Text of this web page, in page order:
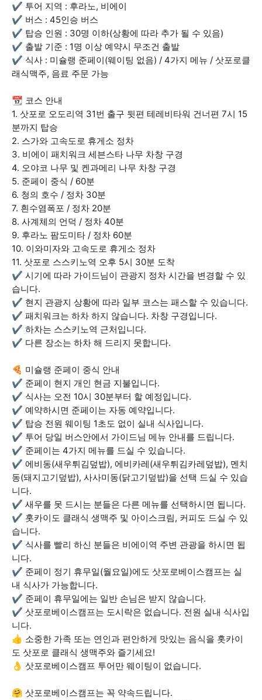
✔ 투어 지역 : 후라노, 비에이
✔ 버스 : 45인승 버스
✔ 탑승 인원 : 30명 이하(상황에 따라 추가 될 수 있음)
✔ 출발 기준 : 1명 이상 예약시 무조건 출발
✔ 식사 : 미슐랭 준페이(웨이팅 없음) / 4가지 메뉴 / 삿포로클
래식맥주, 음료 주문 가능
📆 코스 안내
1. 삿포로 오도리역 31번 출구 뒷편 테레비타워 건너편 7시 15
분까지 탑승
2. 스가와 고속도로 휴게소 정차
3. 비에이 패치워크 세븐스타 나무 차창 구경
4. 오야코 나무 및 켄과메리 나무 차창 구경
5. 준페이 중식 / 60분
6. 청의 호수 / 정차 30분
7. 흰수염폭포 / 정차 20분
8. 사계체의 언덕 / 정차 40분
9. 후라노 팜도미타 / 정차 60분
10. 이와미자와 고속도로 휴게소 정차
11. 삿포로 스스키노역 오후 5시 30분 도착
✔ 시기에 따라 가이드님이 관광지 정차 시간을 변경할 수 있
습니다.
✔ 현지 관광지 상황에 따라 일부 코스는 패스할 수 있습니다.
✔ 패치워크는 하차 하지 않습니다. 차창 구경입니다.
✔ 하차는 스스키노역 근처입니다.
✔ 다른 장소는 하차 해 드리지 못합니다.
🍕 미슐랭 준페이 중식 안내
✔ 준페이 현지 개인 현금 지불입니다.
✔ 식사는 오전 10시 30분부터 할 예정입니다.
✔ 예약하시면 준페이는 자동 예약입니다.
✔ 탑승 전원 웨이팅 1초도 없이 실내 식사입니다.
✔ 투어 당일 버스안에서 가이드님 메뉴 안내를 드립니다.
✔ 준페이는 4가지 메뉴를 드실 수 있습니다.
✔ 에비동(새우튀김덮밥), 에비카레(새우튀김카레덮밥), 멘치
동(돼지고기덮밥), 사사미동(닭고기덮밥)을 선택 드실 수 있습
니다.
✔ 새우를 못 드시는 분들은 다른 메뉴를 선택하시면 됩니다.
✔ 홋카이도 클래식 생맥주 및 아이스크림, 커피도 드실 수 있
습니다.
✔ 식사를 빨리 하신 분들은 비에이역 주변 관광을 하시면 됩
니다.
✔ 준페이 정기 휴무일(월요일)에도 삿포로베이스캠프는 실
내 식사가 가능합니다.
✔ 준페이 휴무일에는 일반 손님은 받지 않습니다.
✔ 삿포로베이스캠프는 도시락은 없습니다. 전원 실내 식사입
니다.
👍 소중한 가족 또는 연인과 편안하게 맛있는 음식을 홋카이
도 삿포로 클래식 생맥주와 즐기세요!
👌 삿포로베이스캠프 투어만 웨이팅이 없습니다.
🤗 삿포로베이스캠프는 꼭 약속드립니다.